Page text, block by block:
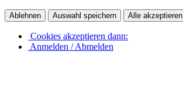
Ablehnen Auswahl speichern Alle akzeptieren
Cookies akzeptieren dann:
Anmelden / Abmelden